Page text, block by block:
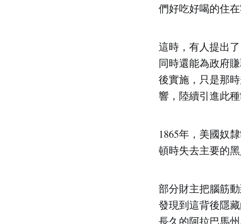
們好吃好喝的住
這時，有人提出
同時還能為政府
後實施，只是那
響，陸續引進此種
1865年，美國奴
頓時失去主要的
部分財主把腦筋
發現到這背後隱